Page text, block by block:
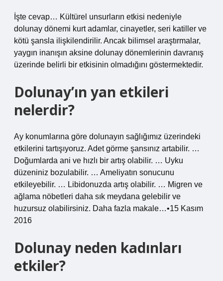
İşte cevap… Kültürel unsurların etkisi nedeniyle
dolunay dönemi kurt adamlar, cinayetler, seri katiller ve
kötü şansla ilişkilendirilir. Ancak bilimsel araştırmalar,
yaygın inanışın aksine dolunay dönemlerinin davranış
üzerinde belirli bir etkisinin olmadığını göstermektedir.
Dolunay’ın yan etkileri
nelerdir?
Ay konumlarına göre dolunayın sağlığımız üzerindeki
etkilerini tartışıyoruz. Adet görme şansınız artabilir. …
Doğumlarda ani ve hızlı bir artış olabilir. … Uyku
düzeniniz bozulabilir. … Ameliyatın sonucunu
etkileyebilir. … Libidonuzda artış olabilir. … Migren ve
ağlama nöbetleri daha sık meydana gelebilir ve
huzursuz olabilirsiniz. Daha fazla makale…•15 Kasım
2016
Dolunay neden kadınları
etkiler?